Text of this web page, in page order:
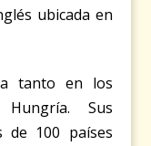
ubicada en
tanto en los
Sus
de 100 países